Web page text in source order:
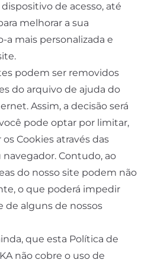
de acesso, até
melhorar a sua
a mais personalizada e
podem ser removidos
do arquivo de ajuda do
Assim, a decisão será
pode optar por limitar,
Cookies através das
Contudo, ao
do nosso site podem não
o que poderá impedir
de alguns de nossos
que esta Política de
não cobre o uso de